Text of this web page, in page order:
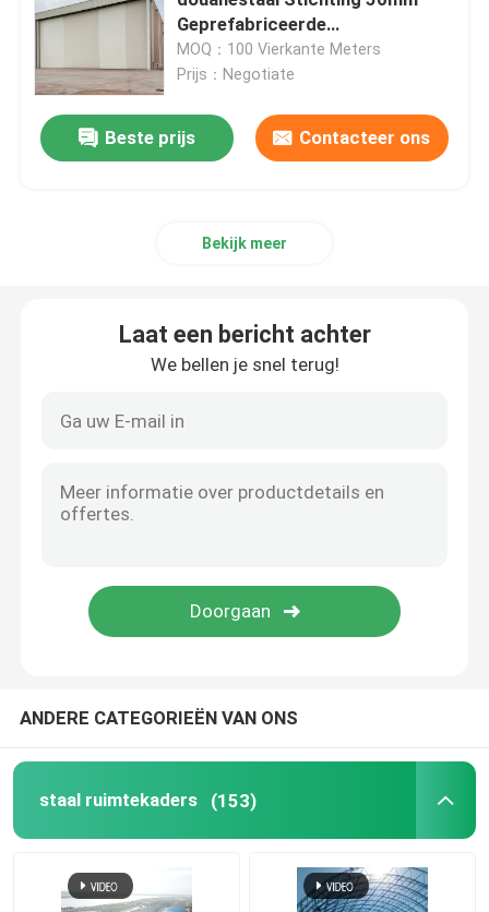
Ruimtekaderknoop
aluminiumgordijngevel
Het Dakraam van de dakkoepel
De Structuur van het pakhuisdak
Geprefabriceerde
Workshoploodsen
MOQ：100 Vierkante Meters
Prijs：Negotiate
Beste prijs Contacteer ons
Bekijk meer
Laat een bericht achter
We bellen je snel terug!
ANDERE CATEGORIEËN VAN ONS
staal ruimtekaders (153)